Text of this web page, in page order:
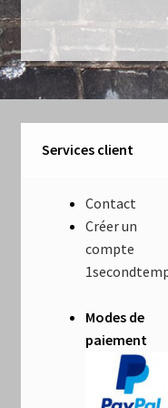
Mentions Légales
Nautilus – Tome 1 –
Nautilus – Tome 2 –
l’article
Services client
Contact
Créer un
compte
Modes de
paiement